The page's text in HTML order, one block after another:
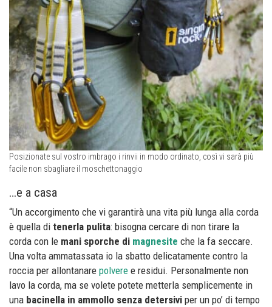
Posizionate sul vostro imbrago i rinvii in modo ordinato, così vi sarà più
facile non sbagliare il moschettonaggio
…e a casa
“Un accorgimento che vi garantirà una vita più lunga alla corda
è quella di tenerla pulita: bisogna cercare di non tirare la
corda con le mani sporche di magnesite che la fa seccare.
Una volta ammatassata io la sbatto delicatamente contro la
roccia per allontanare polvere e residui. Personalmente non
lavo la corda, ma se volete potete metterla semplicemente in
una bacinella in ammollo senza detersivi per un po’ di tempo